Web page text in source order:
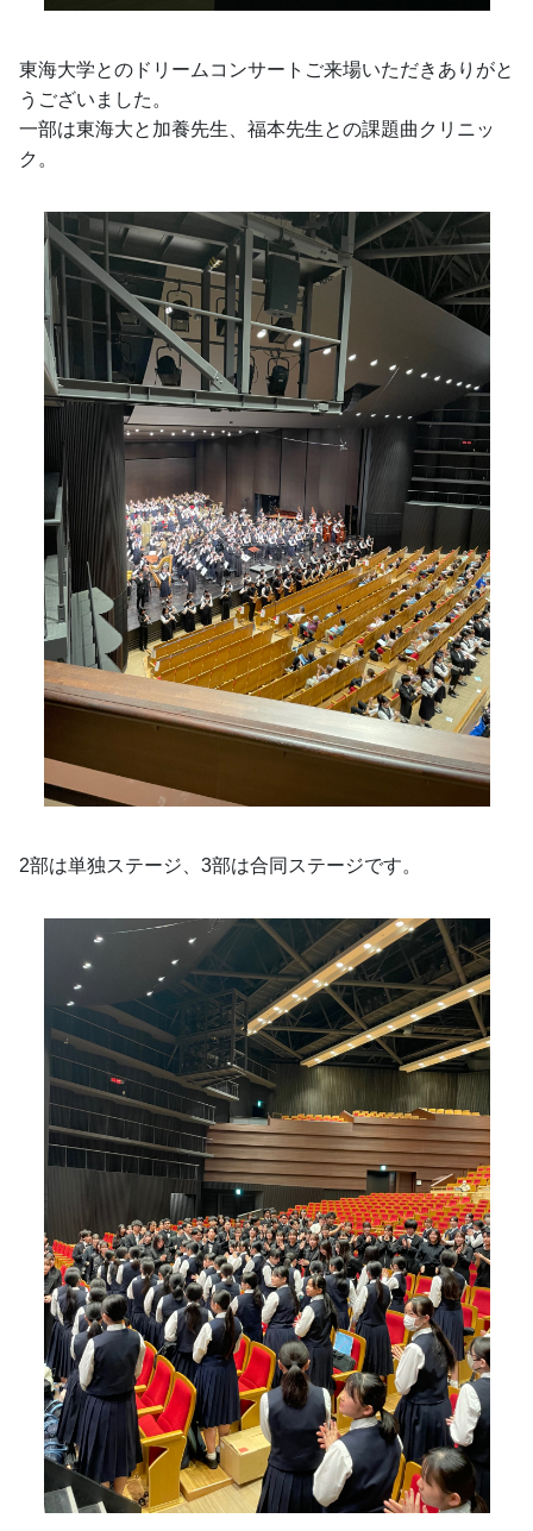
東海大学とのドリームコンサートご来場いただきありがと
うございました。
一部は東海大と加養先生、福本先生との課題曲クリニッ
ク。
2部は単独ステージ、3部は合同ステージです。